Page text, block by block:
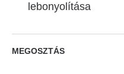
lebonyolítása
MEGOSZTÁS